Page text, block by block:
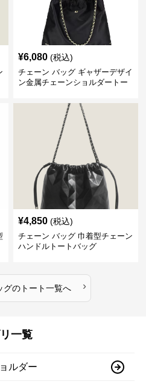
¥6,080 (税込)
チェーン バッグ ギャザーデザイ
ン金属チェーンショルダートー
¥4,850 (税込)
チェーン バッグ 巾着型チェーン
ハンドルトートバッグ
グのトート一覧へ ›
一覧
ルダー